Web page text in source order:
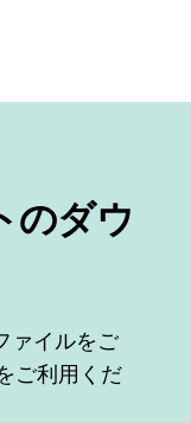
のダウ
ァイルをご
ご利用くだ